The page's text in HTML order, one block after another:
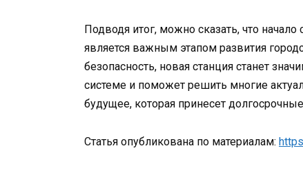
Подводя итог, можно сказать, что
является важным этапом развития
безопасность, новая станция станет
системе и поможет решить многие
будущее, которая принесет
Статья опубликована по материалам: